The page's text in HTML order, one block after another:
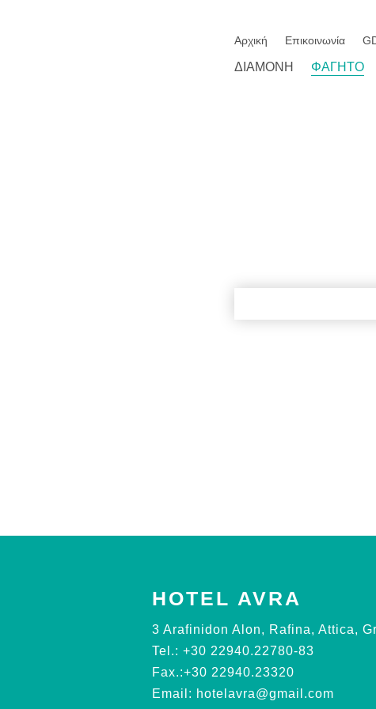
Αρχική Επικοινωνία
ΔΙΑΜΟΝΉ ΦΑΓΗΤΌ
HOTEL AVRA
3 Arafinidon Alon, Rafina, Attica,
Tel.: +30 22940.22780-83
Fax.:+30 22940.23320
Email: hotelavra@gmail.com